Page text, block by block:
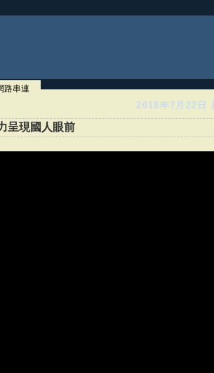
路串連
2018年7月22日
呈現國人眼前